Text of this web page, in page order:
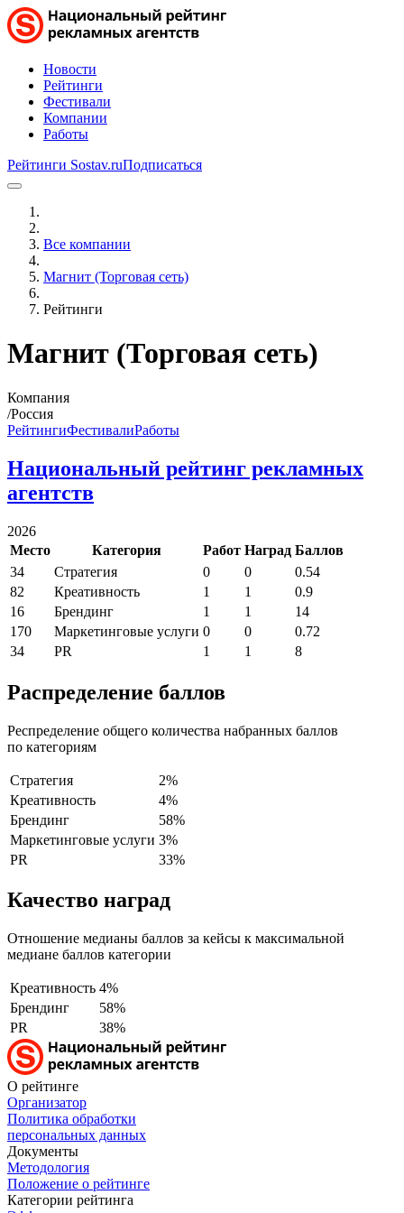
Новости
Рейтинги
Фестивали
Компании
Работы
Рейтинги Sostav.ruПодписаться
Все компании
Магнит (Торговая сеть)
Рейтинги
Магнит (Торговая сеть)
Компания
/Россия
РейтингиФестивалиРаботы
Национальный рейтинг рекламных
агентств
2026
Место
Категория Работ Наград Баллов
34
Стратегия 0 0
0.54
82
Креативность 1 1
0.9
16
Брендинг 1 1
14
170
Маркетинговые услуги 0 0
0.72
34
PR 1 1 8
Распределение баллов
Респределение общего количества набранных баллов
по категориям
Стратегия
2%
Креативность
4%
Брендинг
58%
Маркетинговые услуги 3%
PR
33%
Качество наград
Отношение медианы баллов за кейсы к максимальной
медиане баллов категории
Креативность 4%
Брендинг
58%
PR
38%
О рейтинге
Организатор
Политика обработки
персональных данных
Документы
Методология
Положение о рейтинге
Категории рейтинга